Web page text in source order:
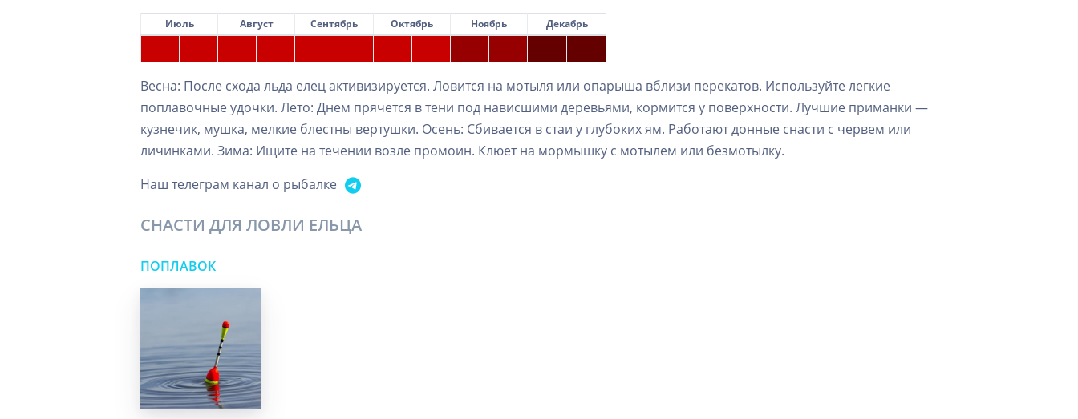
Июль Август Сентябрь Октябрь Ноябрь Декабрь
Весна: После схода льда елец активизируется. Ловится на мотыля или опарыша вблизи перекатов. Используйте легкие
поплавочные удочки. Лето: Днем прячется в тени под нависшими деревьями, кормится у поверхности. Лучшие приманки —
кузнечик, мушка, мелкие блестны вертушки. Осень: Сбивается в стаи у глубоких ям. Работают донные снасти с червем или
личинками. Зима: Ищите на течении возле промоин. Клюет на мормышку с мотылем или безмотылку.
Наш телеграм канал о рыбалке
СНАСТИ ДЛЯ ЛОВЛИ ЕЛЬЦА
ПОПЛАВОК